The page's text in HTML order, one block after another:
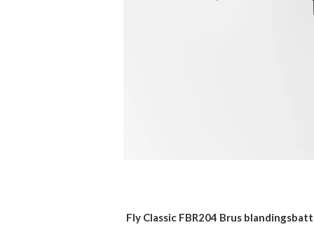
Fly Classic FBR204 Brus